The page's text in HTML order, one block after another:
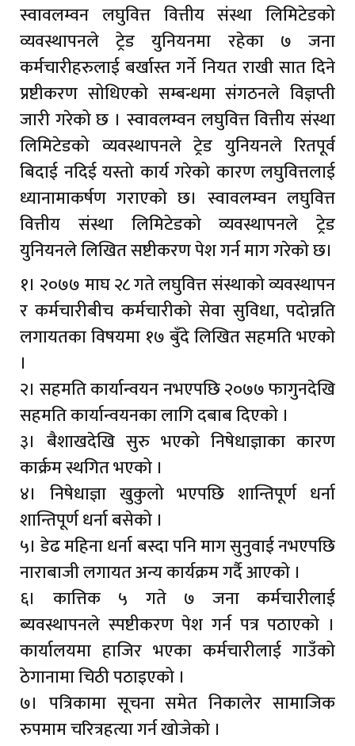
स्वावलम्वन लघुवित्त वित्तीय संस्था लिमिटेडको
व्यवस्थापनले ट्रेड युनियनमा रहेका ७ जना
कर्मचारीहरुलाई बर्खास्त गर्ने नियत राखी सात दिने
प्रष्टीकरण सोधिएको सम्बन्धमा संगठनले विज्ञप्ती
जारी गरेको छ । स्वावलम्वन लघुवित्त वित्तीय संस्था
लिमिटेडको व्यवस्थापनले ट्रेड युनियनले रितपूर्व
बिदाई नदिई यस्तो कार्य गरेको कारण लघुवित्तलाई
ध्यानामाकर्षण गराएको छ। स्वावलम्वन लघुवित्त
वित्तीय संस्था लिमिटेडको व्यवस्थापनले ट्रेड
युनियनले लिखित सष्टीकरण पेश गर्न माग गरेको छ।
१। २०७७ माघ २८ गते लघुवित्त संस्थाको व्यवस्थापन
र कर्मचारीबीच कर्मचारीको सेवा सुविधा, पदोन्नति
लगायतका विषयमा १७ बुँदे लिखित सहमति भएको
।
२। सहमति कार्यान्वयन नभएपछि २०७७ फागुनदेखि
सहमति कार्यान्वयनका लागि दबाब दिएको ।
३। बैशाखदेखि सुरु भएको निषेधाज्ञाका कारण
कार्क्रम स्थगित भएको ।
४। निषेधाज्ञा खुकुलो भएपछि शान्तिपूर्ण धर्ना
शान्तिपूर्ण धर्ना बसेको ।
५। डेढ महिना धर्ना बस्दा पनि माग सुनुवाई नभएपछि
नाराबाजी लगायत अन्य कार्यक्रम गर्दै आएको ।
६। कात्तिक ५ गते ७ जना कर्मचारीलाई
ब्यवस्थापनले स्पष्टीकरण पेश गर्न पत्र पठाएको ।
कार्यालयमा हाजिर भएका कर्मचारीलाई गाउँको
ठेगानामा चिठी पठाइएको ।
७। पत्रिकामा सूचना समेत निकालेर सामाजिक
रुपमाम चरित्रहत्या गर्न खोजेको ।